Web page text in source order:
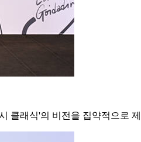
클래식'의 비전을 집약적으로